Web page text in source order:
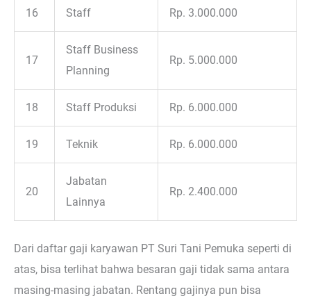
16 Staff Rp. 3.000.000
17
Staff Business
Planning
Rp. 5.000.000
18 Staff Produksi Rp. 6.000.000
19 Teknik Rp. 6.000.000
20
Jabatan
Lainnya
Rp. 2.400.000
Dari daftar gaji karyawan PT Suri Tani Pemuka seperti di
atas, bisa terlihat bahwa besaran gaji tidak sama antara
masing-masing jabatan. Rentang gajinya pun bisa